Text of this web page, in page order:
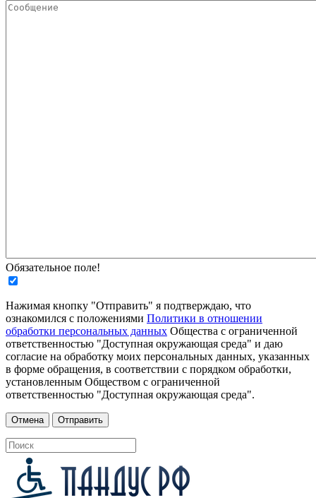
Обязательное поле!
Нажимая кнопку "Отправить" я подтверждаю, что
ознакомился с положениями Политики в отношении
обработки персональных данных Общества с ограниченной
ответственностью "Доступная окружающая среда" и даю
согласие на обработку моих персональных данных, указанных
в форме обращения, в соответствии с порядком обработки,
установленным Обществом с ограниченной
ответственностью "Доступная окружающая среда".